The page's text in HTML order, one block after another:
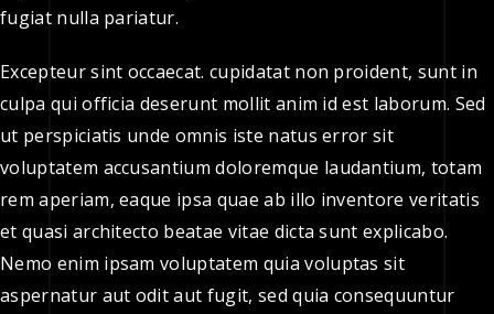
fugiat nulla pariatur.
Excepteur sint occaecat. cupidatat non proident, sunt in
culpa qui officia deserunt mollit anim id est laborum. Sed
ut perspiciatis unde omnis iste natus error sit
voluptatem accusantium doloremque laudantium, totam
rem aperiam, eaque ipsa quae ab illo inventore veritatis
et quasi architecto beatae vitae dicta sunt explicabo.
Nemo enim ipsam voluptatem quia voluptas sit
aspernatur aut odit aut fugit, sed quia consequuntur